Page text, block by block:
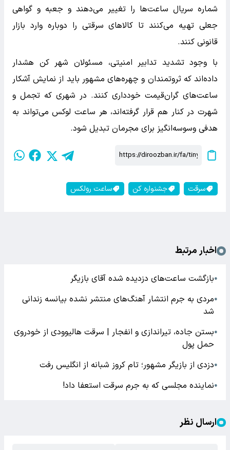
شماره سریال ساعت‌ها را تغییر می‌دهند و جعبه و گواهی
جعلی تهیه می‌کنند تا کالاهای سرقتی را دوباره وارد بازار
قانونی کنند.
با وجود تشدید تدابیر امنیتی، مسئولان شهر کن هشدار
داده‌اند که ثروتمندان و چهره‌های مشهور باید از نمایش آشکار
ساعت‌های گران‌قیمت خودداری کنند. در شهری که تجمل و
شهرت در کنار هم قرار گرفته‌اند، هر ساعت لوکس می‌تواند به
هدفی وسوسه‌انگیز برای مجرمان تبدیل شود.
سرقت جشنواره کن ساعت رولکس
اخبار مرتبط
●بازگشت ساعت‌های دزدیده شده آقای بازیگر
●مردی به جرم انتشار آهنگ‌های منتشر نشده بیانسه زندانی
شد
●بستن جاده، تیراندازی و انفجار | سرقت هالیوودی از خودروی
حمل پول
●دزدی از بازیگر مشهور؛ تام کروز شبانه از انگلیس رفت
●نماینده مجلسی که به جرم سرقت استعفا داد!
ارسال نظر